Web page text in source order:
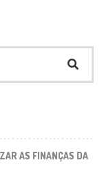
AS FINANÇAS DA